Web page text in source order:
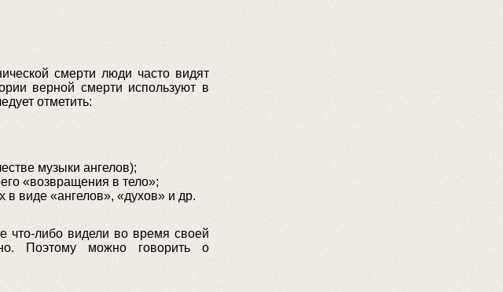
смерти люди часто видят
верной смерти используют в
отметить:
музыки ангелов);
«возвращения в тело»;
виде «ангелов», «духов» и др.
что-либо видели во время своей
Поэтому можно говорить о